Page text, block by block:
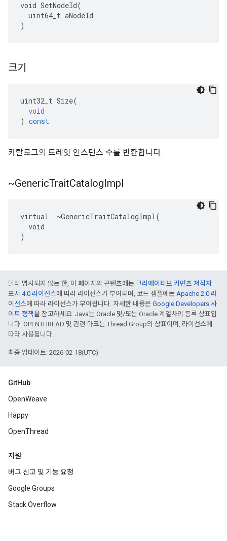
void SetNodeId(
  uint64_t aNodeId
)
크기
uint32_t Size(
void
) const
카탈로그의 트레잇 인스턴스 수를 반환합니다.
~GenericTraitCatalogImpl
virtual  ~GenericTraitCatalogImpl(
  void
)
달리 명시되지 않는 한, 이 페이지의 콘텐츠에는 크리에이티브 커먼즈 저작자
표시 4.0 라이선스에 따라 라이선스가 부여되며, 코드 샘플에는 Apache 2.0 라
이선스에 따라 라이선스가 부여됩니다. 자세한 내용은 Google Developers 사
이트 정책을 참고하세요. Java는 Oracle 및/또는 Oracle 계열사의 등록 상표입
니다. OPENTHREAD 및 관련 마크는 Thread Group의 상표이며, 라이선스에
따라 사용됩니다.
최종 업데이트: 2026-02-18(UTC)
GitHub
OpenWeave
Happy
OpenThread
지원
버그 신고 및 기능 요청
Google Groups
Stack Overflow